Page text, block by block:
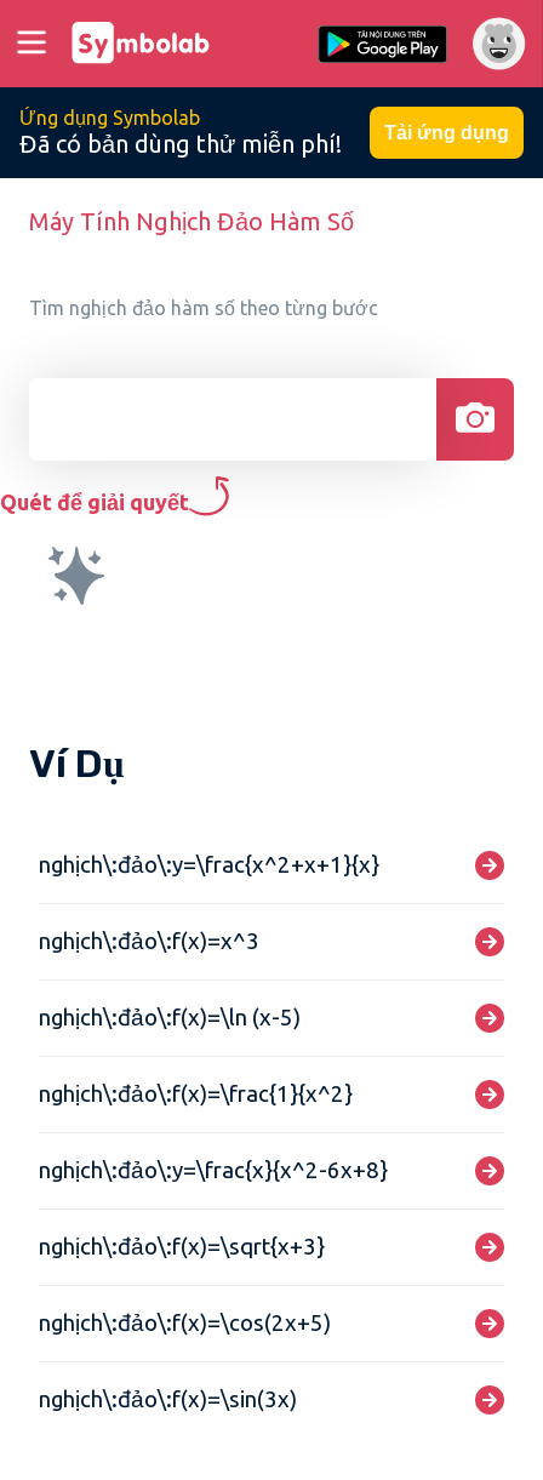
Ứng dụng Symbolab
Đã có bản dùng thử miễn phí! Tải ứng dụng
Máy Tính Nghịch Đảo Hàm Số
Tìm nghịch đảo hàm số theo từng bước
Quét để giải quyết
Ví Dụ
nghịch\:đảo\:y=\frac{x^2+x+1}{x}
nghịch\:đảo\:f(x)=x^3
nghịch\:đảo\:f(x)=\ln (x-5)
nghịch\:đảo\:f(x)=\frac{1}{x^2}
nghịch\:đảo\:y=\frac{x}{x^2-6x+8}
nghịch\:đảo\:f(x)=\sqrt{x+3}
nghịch\:đảo\:f(x)=\cos(2x+5)
nghịch\:đảo\:f(x)=\sin(3x)